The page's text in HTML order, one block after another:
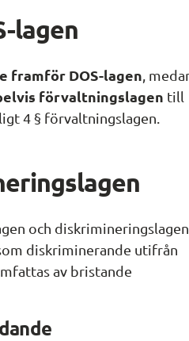
lagen
framför DOS-lagen
förvaltningslagen till
4 § förvaltningslagen.
och diskrimineringslagen,
diskriminerande utifrån
av bristande